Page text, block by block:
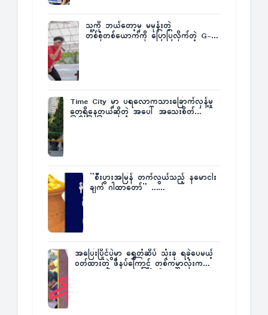
သူ့ကို ဘယ်တော့မှ မမုန်းတဲ့
တစ်စုံတစ်ယောက်ကို ပြောပြလိုက်တဲ့ G-
Time City မှာ ပရလောကသားခြောက်လှန့်မှု
တွေရှိနေတယ်ဆိုတဲ့ အပေါ် အသေးစိတ်
”စီးပွားအမြန် တက်လွယ်သည့် နမောငါး
ချက် ဂါထာတော်” ……
အပြေးပြိုင်ပွဲမှာ ရွှေတံဆိပ် သုံးခု ရခဲ့ပေမယ့်
ဝတ်ထားတဲ့ ဖိနပ်ကြောင့် တစ်ကမ္ဘာလုံးက